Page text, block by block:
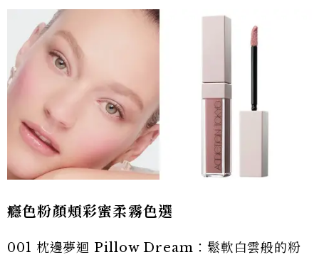
癮色粉顏頰彩蜜柔霧色選
001 枕邊夢迴 Pillow Dream：鬆軟白雲般的粉